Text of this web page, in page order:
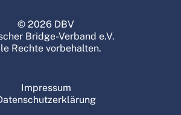
© 2026 DBV
Bridge-Verband e.V.
Rechte vorbehalten.
Impressum